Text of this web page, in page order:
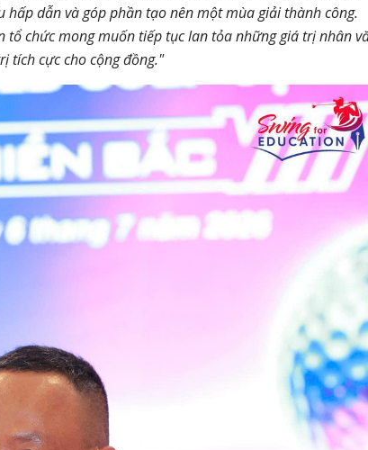
dẫn và góp phần tạo nên một mùa giải thành công.
tổ chức mong muốn tiếp tục lan tỏa những giá trị nhân
tích cực cho cộng đồng."